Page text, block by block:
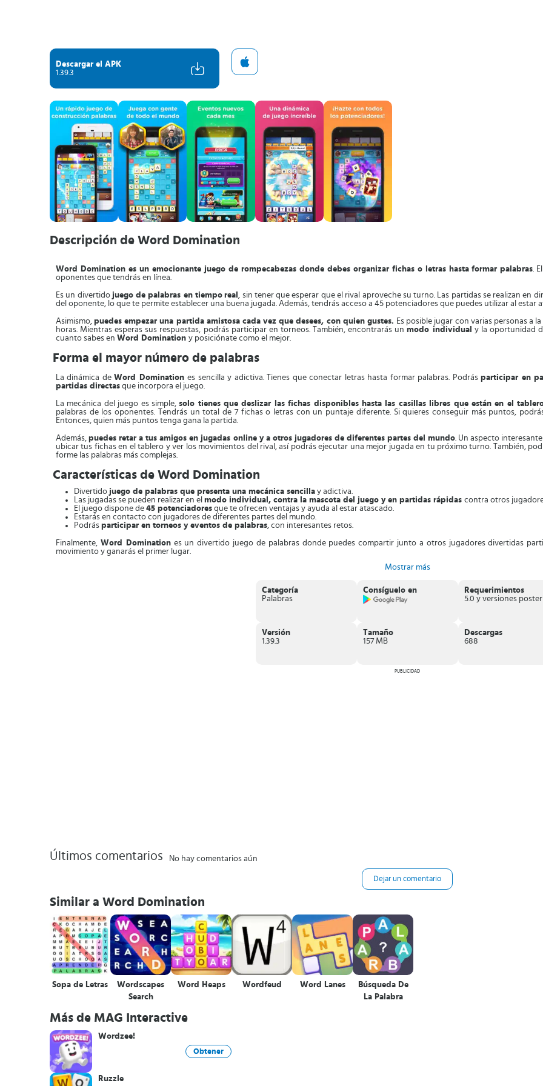
Descargar el APK
1.39.3
Descripción de Word Domination
Word Domination es un emocionante juego de rompecabezas donde debes organizar fichas o letras hasta formar palabras.
oponentes que tendrás en línea.
Es un divertido juego de palabras en tiempo real , sin tener que esperar que el rival aproveche su turno. Las partidas se realizan en
del oponente, lo que te permite establecer una buena jugada. Además, tendrás acceso a 45 potenciadores que puedes utilizar al estar
Asimismo,puedes empezar una partida amistosa cada vez que desees, con quien gustes. Es posible jugar con varias personas a
horas. Mientras esperas sus respuestas, podrás participar en torneos. También, encontrarás unmodo individual y la oportunidad
cuanto sabes en Word Domination y posiciónate como el mejor.
Forma el mayor número de palabras
La dinámica deWord Dominationes sencilla y adictiva. Tienes que conectar letras hasta formar palabras. Podrásparticipar en
partidas directas que incorpora el juego.
La mecánica del juego es simple,solo tienes que deslizar las fichas disponibles hasta las casillas libres que están en el
palabras de los oponentes. Tendrás un total de 7 fichas o letras con un puntaje diferente. Si quieres conseguir más puntos,
Entonces, quien más puntos tenga gana la partida.
Además,puedes retar a tus amigos en jugadas online y a otros jugadores de diferentes partes del mundo. Un aspecto
ubicar tus fichas en el tablero y ver los movimientos del rival, así podrás ejecutar una mejor jugada en tu próximo turno. También,
forme las palabras más complejas.
Características de Word Domination
Divertido juego de palabras que presenta una mecánica sencilla y adictiva.
Las jugadas se pueden realizar en el modo individual, contra la mascota del juego y en partidas rápidas contra otros
El juego dispone de 45 potenciadores que te ofrecen ventajas y ayuda al estar atascado.
Estarás en contacto con jugadores de diferentes partes del mundo.
Podrás participar en torneos y eventos de palabras, con interesantes retos.
Finalmente, Word Dominationes un divertido juego de palabras donde puedes compartir junto a otros jugadores divertidas
movimiento y ganarás el primer lugar.
Mostrar más
Categoría
Palabras
Consíguelo en
Requerimientos
Versión
1.39.3
Tamaño
157 MB
Descargas
688
PUBLICIDAD
Últimos comentarios No hay comentarios aún
Dejar un comentario
Similar a Word Domination
Sopa de Letras
Wordscapes
Search
Word Heaps Wordfeud Word Lanes
Búsqueda De
La Palabra
Más de MAG Interactive
Wordzee!
Obtener
Ruzzle